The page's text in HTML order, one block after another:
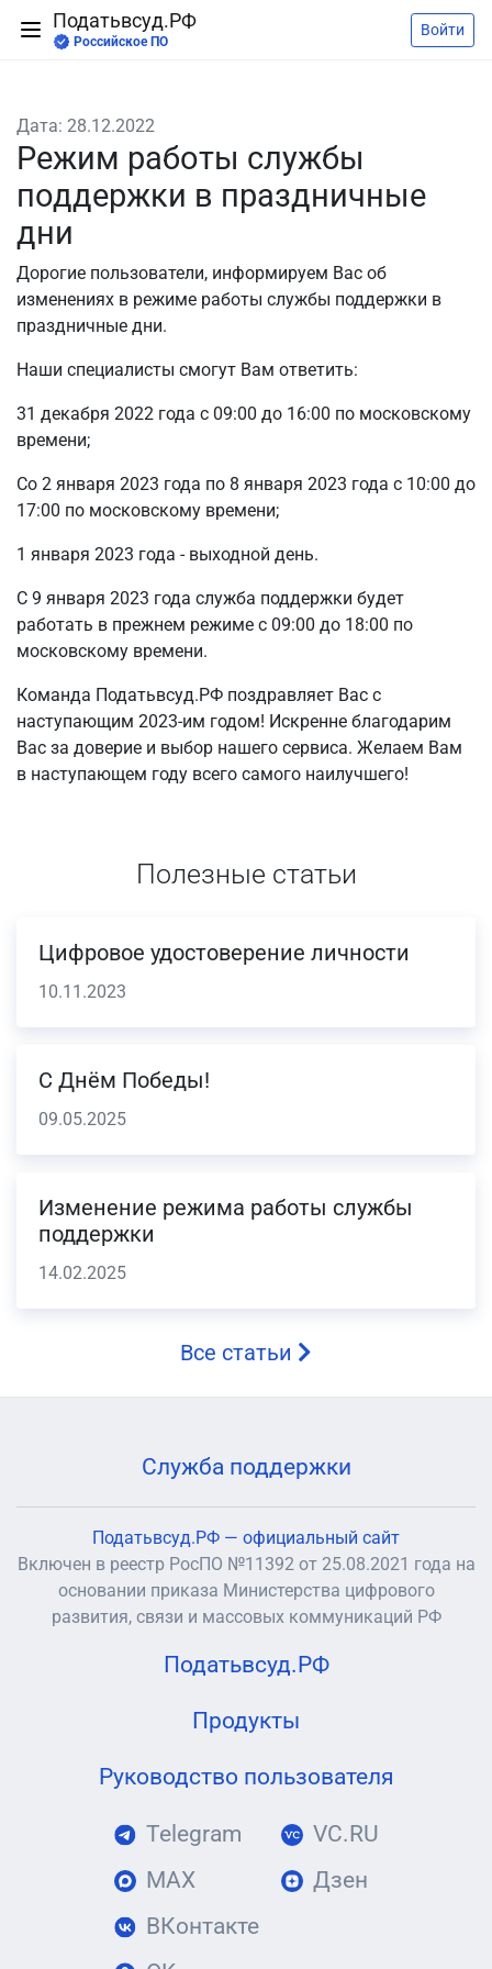
Податьвсуд.РФ
Российское ПО
Войти
Дата: 28.12.2022
Режим работы службы
поддержки в праздничные
дни
Дорогие пользователи, информируем Вас об
изменениях в режиме работы службы поддержки в
праздничные дни.
Наши специалисты смогут Вам ответить:
31 декабря 2022 года с 09:00 до 16:00 по московскому
времени;
Со 2 января 2023 года по 8 января 2023 года с 10:00 до
17:00 по московскому времени;
1 января 2023 года - выходной день.
С 9 января 2023 года служба поддержки будет
работать в прежнем режиме с 09:00 до 18:00 по
московскому времени.
Команда Податьвсуд.РФ поздравляет Вас с
наступающим 2023-им годом! Искренне благодарим
Вас за доверие и выбор нашего сервиса. Желаем Вам
в наступающем году всего самого наилучшего!
Полезные статьи
Цифровое удостоверение личности
10.11.2023
С Днём Победы!
09.05.2025
Изменение режима работы службы
поддержки
14.02.2025
Все статьи
Служба поддержки
Податьвсуд.РФ — официальный сайт
Включен в реестр РосПО №11392 от 25.08.2021 года на
основании приказа Министерства цифрового
развития, связи и массовых коммуникаций РФ
Податьвсуд.РФ
Продукты
Руководство пользователя
Telegram
MAX
ВКонтакте
VC.RU
Дзен